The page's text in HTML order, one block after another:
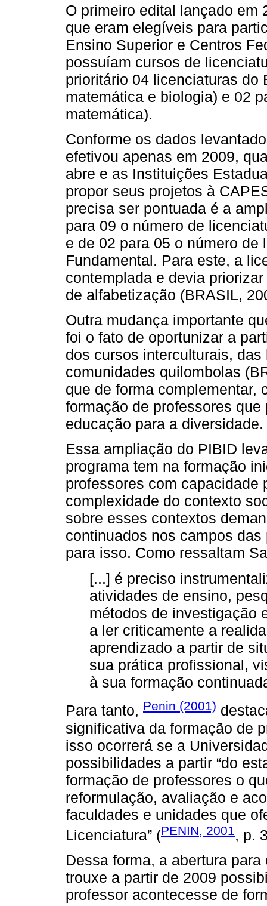
O primeiro edital lançado em
que eram elegíveis para
Ensino Superior e Centros
possuíam cursos de
prioritário 04 licenciaturas
matemática e biologia) e 02
matemática).
Conforme os dados
efetivou apenas em 2009,
abre e as Instituições
propor seus projetos à
precisa ser pontuada é a
para 09 o número de
e de 02 para 05 o número
Fundamental. Para este, a
contemplada e devia
de alfabetização (BRASIL,
Outra mudança importante
foi o fato de oportunizar a
dos cursos interculturais,
comunidades quilombolas
que de forma complementar,
formação de professores
educação para a diversidade.
Essa ampliação do PIBID
programa tem na formação
professores com capacidade
complexidade do contexto
sobre esses contextos
continuados nos campos
para isso. Como ressaltam
[...] é preciso
atividades de ensino,
métodos de investigação
a ler criticamente a
aprendizado a partir de
sua prática profissional,
à sua formação
Para tanto, Penin (2001)
significativa da formação de
isso ocorrerá se a
possibilidades a partir “do
formação de professores o
reformulação, avaliação e
faculdades e unidades que
Licenciatura” (PENIN, 2001 , p.
Dessa forma, a abertura
trouxe a partir de 2009
professor acontecesse de